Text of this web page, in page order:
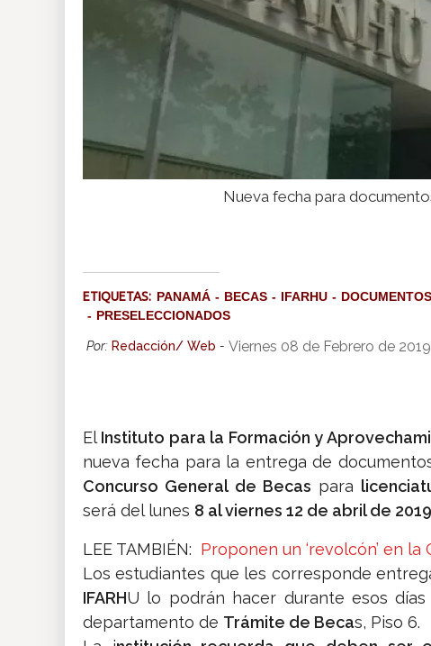
Nueva fecha para
ETIQUETAS: PANAMÁ BECAS IFARHU DOCUMENTOS
PRESELECCIONADOS
Por: Redacción/ Web - Viernes 08 de Febrero de
ElInstituto para la Formación y
nueva fecha para la entrega de
Concurso General de Becas para
será del lunes 8 al viernes 12 de abril de
LEE TAMBIÉN: Proponen un ‘revolcón’ en la
Los estudiantes que les corresponde
IFARHU lo podrán hacer durante esos días
departamento de Trámite de Becas, Piso 6.